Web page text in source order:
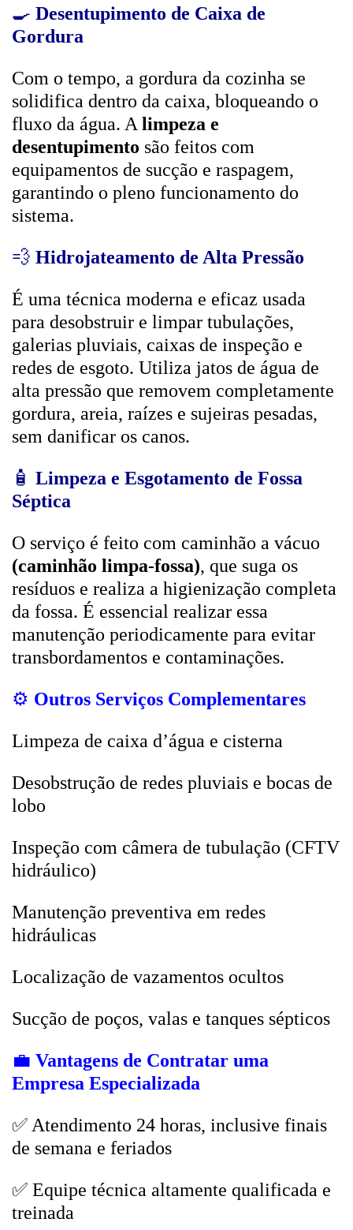
🍳 Desentupimento de Caixa de
Gordura
Com o tempo, a gordura da cozinha se
solidifica dentro da caixa, bloqueando o
fluxo da água. A limpeza e
desentupimento são feitos com
equipamentos de sucção e raspagem,
garantindo o pleno funcionamento do
sistema.
💨 Hidrojateamento de Alta Pressão
É uma técnica moderna e eficaz usada
para desobstruir e limpar tubulações,
galerias pluviais, caixas de inspeção e
redes de esgoto. Utiliza jatos de água de
alta pressão que removem completamente
gordura, areia, raízes e sujeiras pesadas,
sem danificar os canos.
🧴 Limpeza e Esgotamento de Fossa
Séptica
O serviço é feito com caminhão a vácuo
(caminhão limpa-fossa), que suga os
resíduos e realiza a higienização completa
da fossa. É essencial realizar essa
manutenção periodicamente para evitar
transbordamentos e contaminações.
⚙️ Outros Serviços Complementares
Limpeza de caixa d’água e cisterna
Desobstrução de redes pluviais e bocas de
lobo
Inspeção com câmera de tubulação (CFTV
hidráulico)
Manutenção preventiva em redes
hidráulicas
Localização de vazamentos ocultos
Sucção de poços, valas e tanques sépticos
💼 Vantagens de Contratar uma
Empresa Especializada
✅ Atendimento 24 horas, inclusive finais
de semana e feriados
✅ Equipe técnica altamente qualificada e
treinada